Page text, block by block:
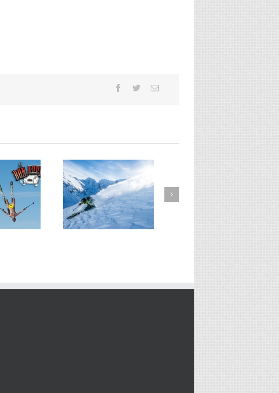
– Le Feuilleton Bon
App
EP1S8 – Jean Michel Dieu de
la neige